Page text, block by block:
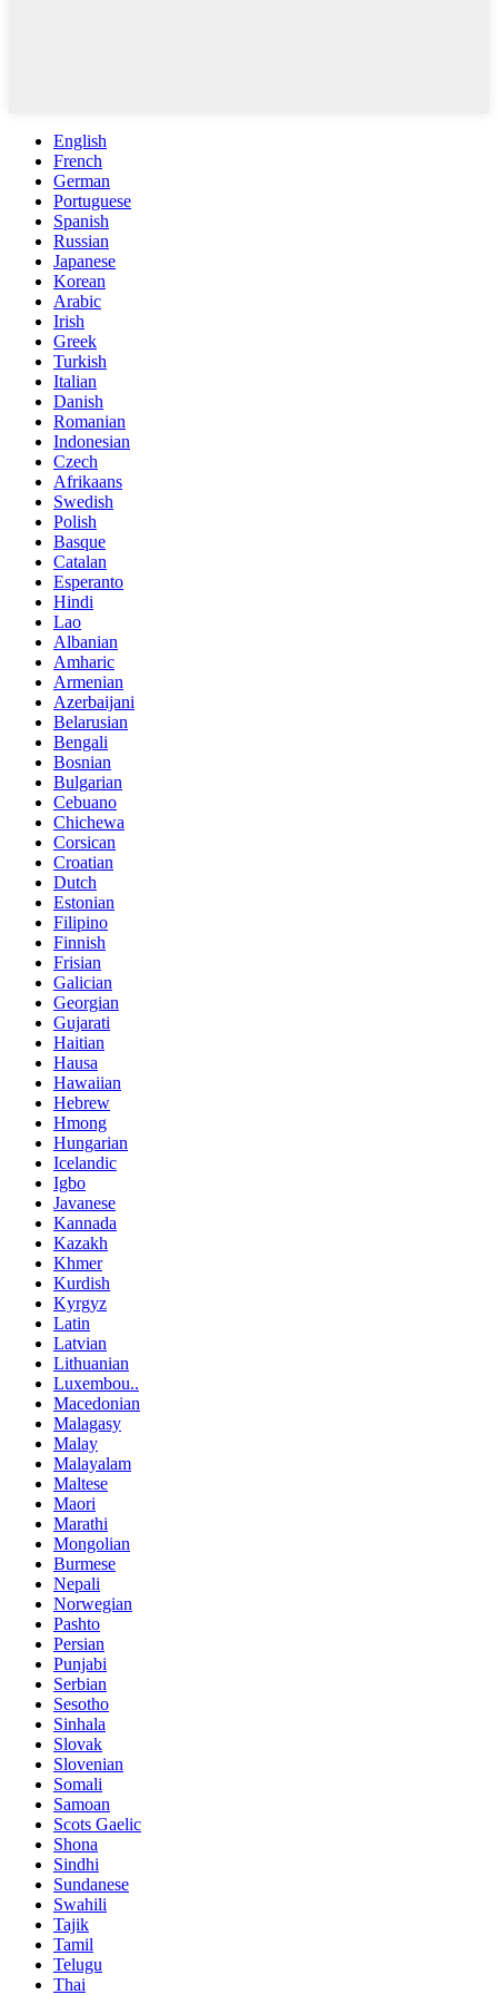
English
French
German
Portuguese
Spanish
Russian
Japanese
Korean
Arabic
Irish
Greek
Turkish
Italian
Danish
Romanian
Indonesian
Czech
Afrikaans
Swedish
Polish
Basque
Catalan
Esperanto
Hindi
Lao
Albanian
Amharic
Armenian
Azerbaijani
Belarusian
Bengali
Bosnian
Bulgarian
Cebuano
Chichewa
Corsican
Croatian
Dutch
Estonian
Filipino
Finnish
Frisian
Galician
Georgian
Gujarati
Haitian
Hausa
Hawaiian
Hebrew
Hmong
Hungarian
Icelandic
Igbo
Javanese
Kannada
Kazakh
Khmer
Kurdish
Kyrgyz
Latin
Latvian
Lithuanian
Luxembou..
Macedonian
Malagasy
Malay
Malayalam
Maltese
Maori
Marathi
Mongolian
Burmese
Nepali
Norwegian
Pashto
Persian
Punjabi
Serbian
Sesotho
Sinhala
Slovak
Slovenian
Somali
Samoan
Scots Gaelic
Shona
Sindhi
Sundanese
Swahili
Tajik
Tamil
Telugu
Thai